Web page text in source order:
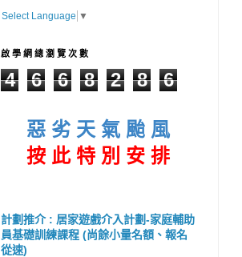
Select Language ▼
啟 學 網 總 瀏 覽 次 數
4 6 6 8 2 8 6
惡 劣 天 氣 颱 風
按 此 特 別 安 排
計劃推介 : 居家遊戲介入計劃-家庭輔助
員基礎訓練課程 (尚餘小量名額、報名
從速)